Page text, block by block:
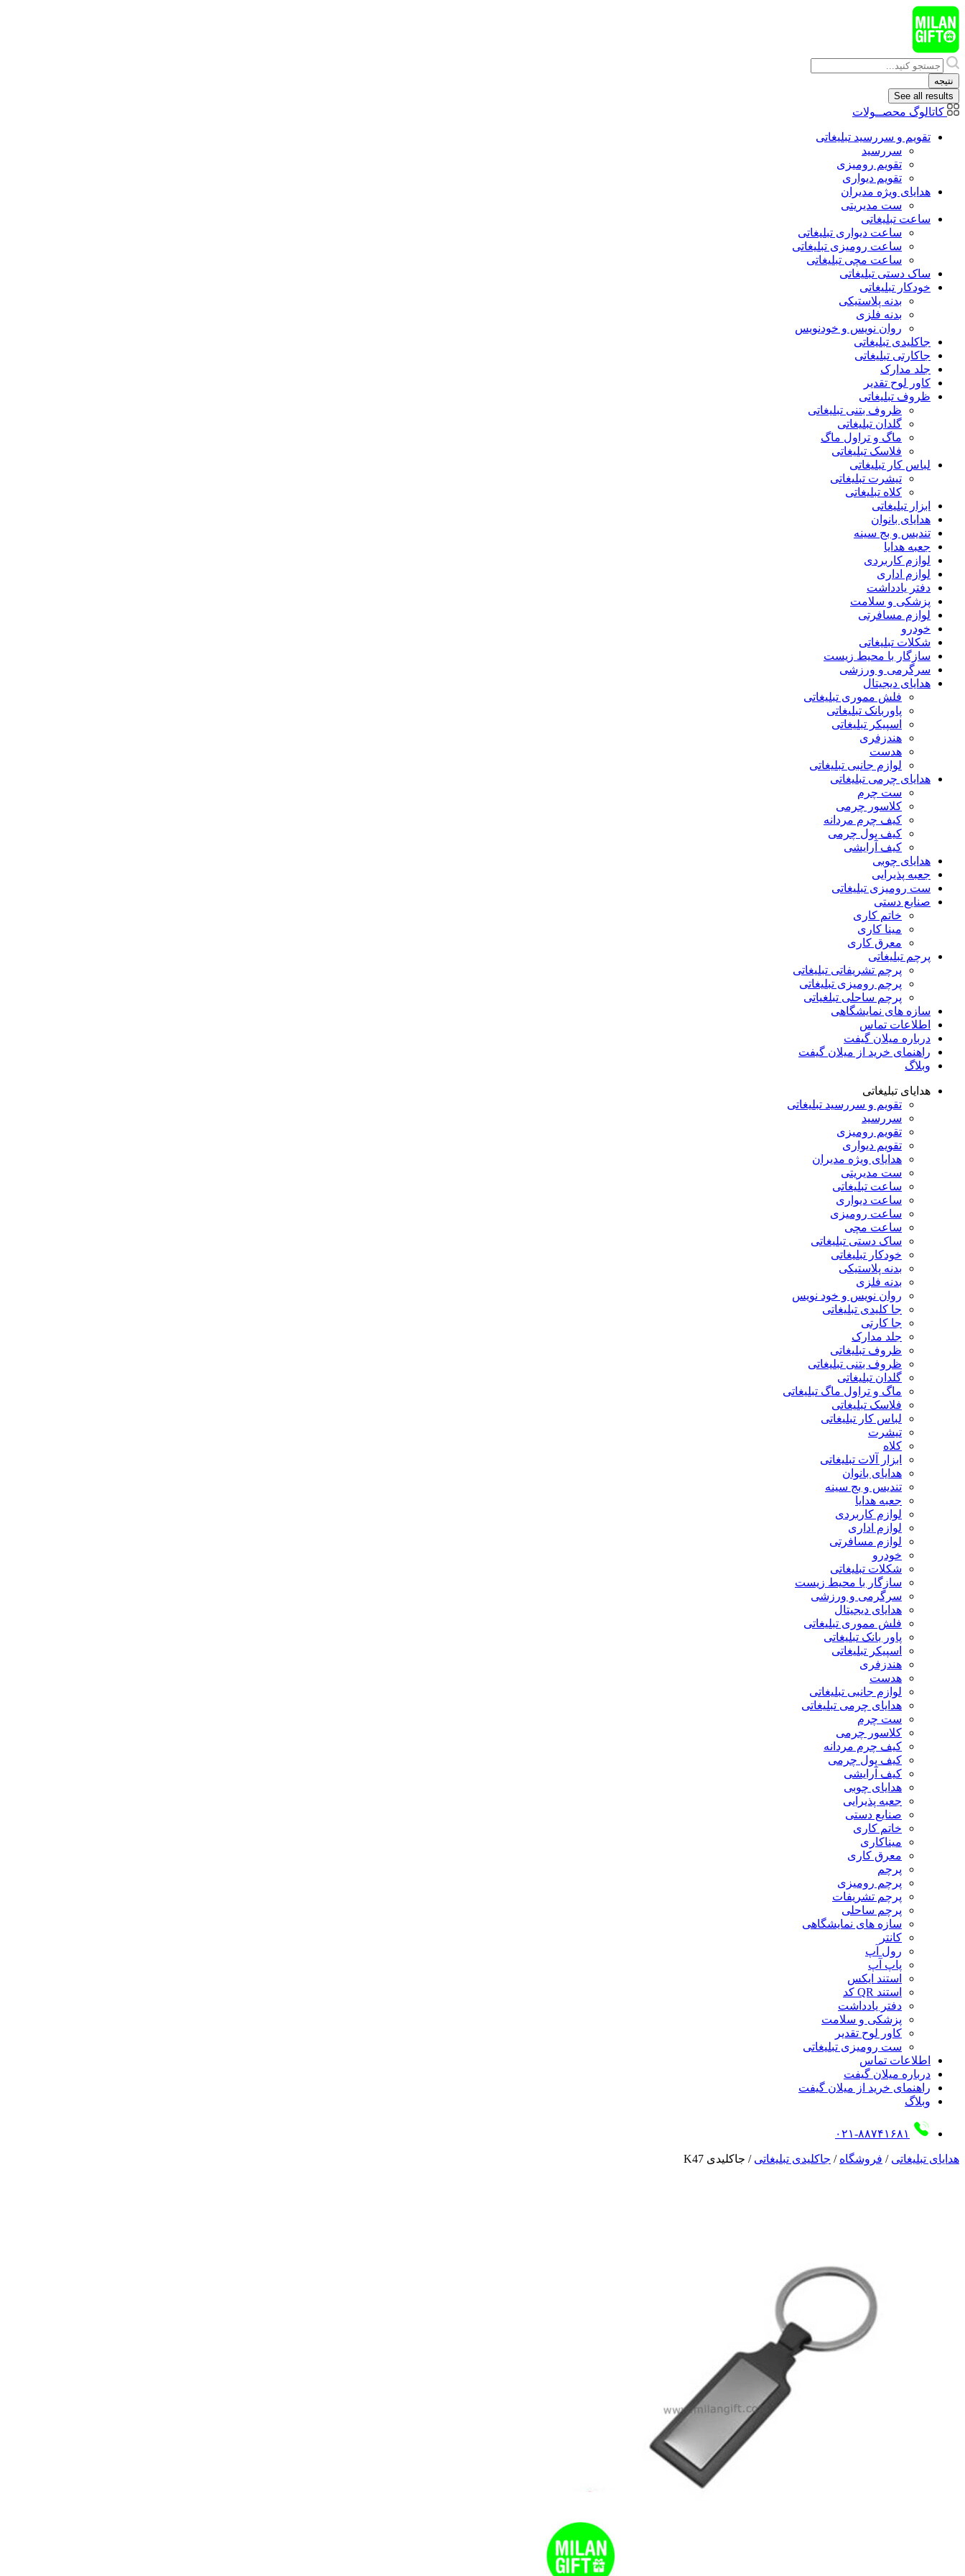
پرش
به
محتوا
Search
...
نتیجه
See all results
کاتالوگ محصــولات
تقویم و سررسید تبلیغاتی
سررسید
تقویم رومیزی
تقویم دیواری
هدایای ويژه مدیران
ست مدیریتی
ساعت تبلیغاتی
ساعت دیواری تبلیغاتی
ساعت رومیزی تبلیغاتی
ساعت مچی تبلیغاتی
ساک دستی تبلیغاتی
خودکار تبلیغاتی
بدنه پلاستیکی
بدنه فلزی
روان نویس و خودنویس
جاکلیدی تبلیغاتی
جاکارتی تبلیغاتی
جلد مدارک
کاور لوح تقدیر
ظروف تبلیغاتی
ظروف بتنی تبلیغاتی
گلدان تبلیغاتی
ماگ و تراول ماگ
فلاسک تبلیغاتی
لباس کار تبلیغاتی
تیشرت تبلیغاتی
کلاه تبلیغاتی
ابزار تبلیغاتی
هدایای بانوان
تندیس و بج سینه
جعبه هدایا
لوازم کاربردی
لوازم اداری
دفتر یادداشت
پزشکی و سلامت
لوازم مسافرتی
خودرو
شکلات تبلیغاتی
سازگار با محیط زیست
سرگرمی و ورزشی
هدایای دیجیتال
فلش مموری تبلیغاتی
پاوربانک تبلیغاتی
اسپیکر تبلیغاتی
هندزفری
هدست
لوازم جانبی تبلیغاتی
هدایای چرمی تبلیغاتی
ست چرم
کلاسور چرمی
کیف چرم مردانه
کیف پول چرمی
کیف آرایشی
هدایای چوبی
جعبه پذیرایی
ست رومیزی تبلیغاتی
صنایع دستی
خاتم کاری
مینا کاری
معرق کاری
پرچم تبلیغاتی
پرچم تشریفاتی تبلیغاتی
پرچم رومیزی تبلیغاتی
پرچم ساحلی تبلغیاتی
سازه های نمایشگاهی
اطلاعات تماس
درباره میلان گیفت
راهنمای خرید از میلان گیفت
وبلاگ
هدایای تبلیغاتی
تقویم و سررسید تبلیغاتی
سررسید
تقویم رومیزی
تقویم دیواری
هدایای ویژه مدیران
ست مدیریتی
ساعت تبلیغاتی
ساعت دیواری
ساعت رومیزی
ساعت مچی
ساک دستی تبلیغاتی
خودکار تبلیغاتی
بدنه پلاستیکی
بدنه فلزی
روان نویس و خود نویس
جا کلیدی تبلیغاتی
جا کارتی
جلد مدارک
ظروف تبلیغاتی
ظروف بتنی تبلیغاتی
گلدان تبلیغاتی
ماگ و تراول ماگ تبلیغاتی
فلاسک تبلیغاتی
لباس کار تبلیغاتی
تیشرت
کلاه
ابزار آلات تبلیغاتی
هدایای بانوان
تندیس و بج سینه
جعبه هدایا
لوازم کاربردی
لوازم اداری
لوازم مسافرتی
خودرو
شکلات تبلیغاتی
سازگار با محیط زیست
سرگرمی و ورزشی
هدایای دیجیتال
فلش مموری تبلیغاتی
پاور بانک تبلیغاتی
اسپیکر تبلیغاتی
هندزفری
هدست
لوازم جانبی تبلیغاتی
هدایای چرمی تبلیغاتی
ست چرم
کلاسور چرمی
کیف چرم مردانه
کیف پول چرمی
کیف آرایشی
هدایای چوبی
جعبه پذیرایی
صنایع دستی
خاتم کاری
میناکاری
معرق کاری
پرچم
پرچم رومیزی
پرچم تشریفات
پرچم ساحلی
سازه های نمایشگاهی
کانتر
رول آپ
پاپ آپ
استند ایکس
استند QR کد
دفتر یادداشت
پزشکی و سلامت
کاور لوح تقدیر
ست رومیزی تبلیغاتی
اطلاعات تماس
درباره میلان گیفت
راهنمای خرید از میلان گیفت
وبلاگ
۰۲۱-۸۸۷۴۱۶۸۱
هدایای تبلیغاتی / فروشگاه / جاکلیدی تبلیغاتی / جاکلیدی K47